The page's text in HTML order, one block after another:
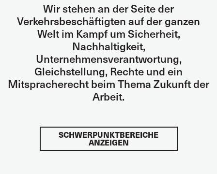
Wir stehen an der Seite der
Verkehrsbeschäftigten auf der ganzen
Welt im Kampf um Sicherheit,
Nachhaltigkeit,
Unternehmensverantwortung,
Gleichstellung, Rechte und ein
Mitspracherecht beim Thema Zukunft der
Arbeit.
SCHWERPUNKTBEREICHE
ANZEIGEN